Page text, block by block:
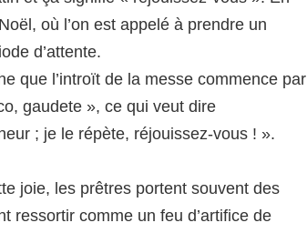
où l’on est appelé à prendre un
d’attente.
que l’introït de la messe commence par
gaudete », ce qui veut dire
; je le répète, réjouissez-vous ! ».
joie, les prêtres portent souvent des
ressortir comme un feu d’artifice de